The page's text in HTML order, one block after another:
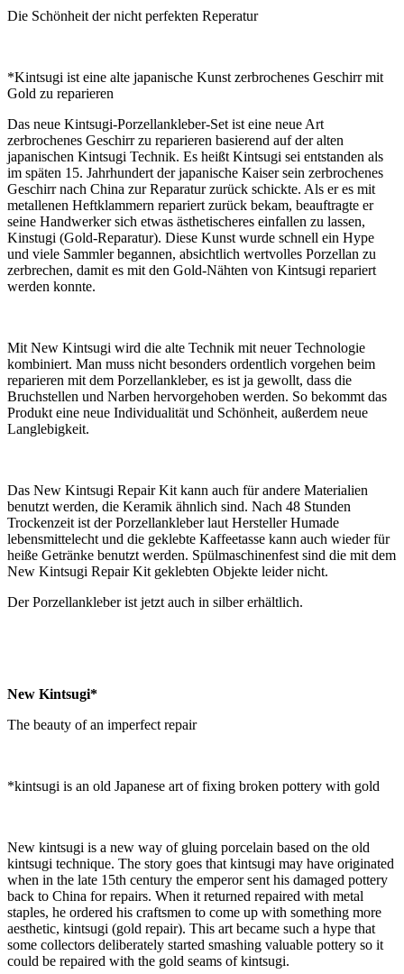
Die Schönheit der nicht perfekten Reperatur
*Kintsugi ist eine alte japanische Kunst zerbrochenes Geschirr mit
Gold zu reparieren
Das neue Kintsugi-Porzellankleber-Set ist eine neue Art
zerbrochenes Geschirr zu reparieren basierend auf der alten
japanischen Kintsugi Technik. Es heißt Kintsugi sei entstanden als
im späten 15. Jahrhundert der japanische Kaiser sein zerbrochenes
Geschirr nach China zur Reparatur zurück schickte. Als er es mit
metallenen Heftklammern repariert zurück bekam, beauftragte er
seine Handwerker sich etwas ästhetischeres einfallen zu lassen,
Kinstugi (Gold-Reparatur). Diese Kunst wurde schnell ein Hype
und viele Sammler begannen, absichtlich wertvolles Porzellan zu
zerbrechen, damit es mit den Gold-Nähten von Kintsugi repariert
werden konnte.
Mit New Kintsugi wird die alte Technik mit neuer Technologie
kombiniert. Man muss nicht besonders ordentlich vorgehen beim
reparieren mit dem Porzellankleber, es ist ja gewollt, dass die
Bruchstellen und Narben hervorgehoben werden. So bekommt das
Produkt eine neue Individualität und Schönheit, außerdem neue
Langlebigkeit.
Das New Kintsugi Repair Kit kann auch für andere Materialien
benutzt werden, die Keramik ähnlich sind. Nach 48 Stunden
Trockenzeit ist der Porzellankleber laut Hersteller Humade
lebensmittelecht und die geklebte Kaffeetasse kann auch wieder für
heiße Getränke benutzt werden. Spülmaschinenfest sind die mit dem
New Kintsugi Repair Kit geklebten Objekte leider nicht.
Der Porzellankleber ist jetzt auch in silber erhältlich.
New Kintsugi*
The beauty of an imperfect repair
*kintsugi is an old Japanese art of fixing broken pottery with gold
New kintsugi is a new way of gluing porcelain based on the old
kintsugi technique. The story goes that kintsugi may have originated
when in the late 15th century the emperor sent his damaged pottery
back to China for repairs. When it returned repaired with metal
staples, he ordered his craftsmen to come up with something more
aesthetic, kintsugi (gold repair). This art became such a hype that
some collectors deliberately started smashing valuable pottery so it
could be repaired with the gold seams of kintsugi.